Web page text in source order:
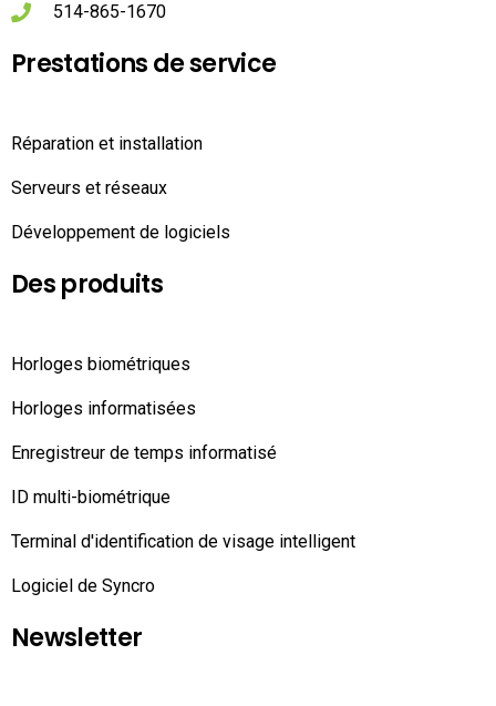
514-865-1670
Prestations de service
Réparation et installation
Serveurs et réseaux
Développement de logiciels
Des produits
Horloges biométriques
Horloges informatisées
Enregistreur de temps informatisé
ID multi-biométrique
Terminal d'identification de visage intelligent
Logiciel de Syncro
Newsletter